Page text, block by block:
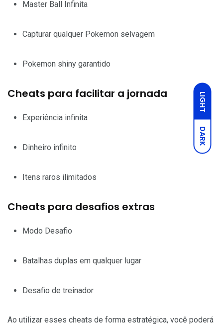
LIGHT
DARK
Master Ball Infinita
Capturar qualquer Pokemon selvagem
Pokemon shiny garantido
Cheats para facilitar a jornada
Experiência infinita
Dinheiro infinito
Itens raros ilimitados
Cheats para desafios extras
Modo Desafio
Batalhas duplas em qualquer lugar
Desafio de treinador
Ao utilizar esses cheats de forma estratégica, você poderá